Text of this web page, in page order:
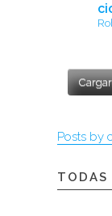
Posts by
TODAS